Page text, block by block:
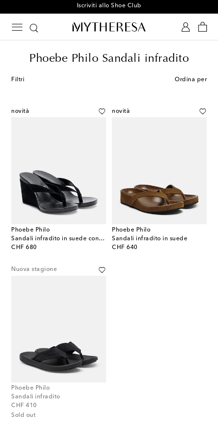
Iscriviti allo Shoe Club
Phoebe Philo Sandali infradito
Filtri Ordina per
novità
Phoebe Philo
Sandali infradito in suede con zeppa
CHF 680
original price
novità
Phoebe Philo
Sandali infradito in suede
CHF 640
original price
Nuova stagione
Phoebe Philo
Sandali infradito
CHF 410
original price
Sold out